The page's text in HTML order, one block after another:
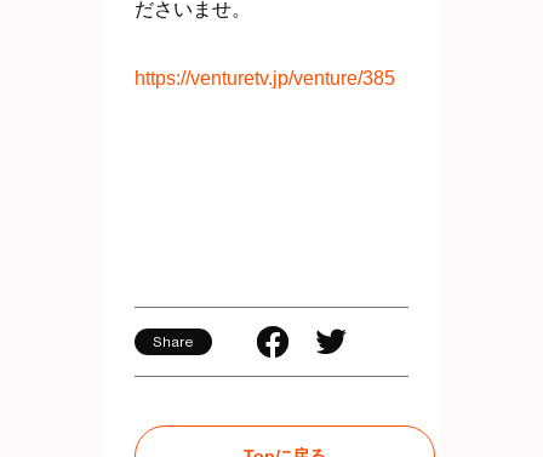
ださいませ。
https://venturetv.jp/venture/385
Share